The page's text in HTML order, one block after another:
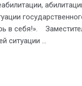
в себя!».
ситуации …